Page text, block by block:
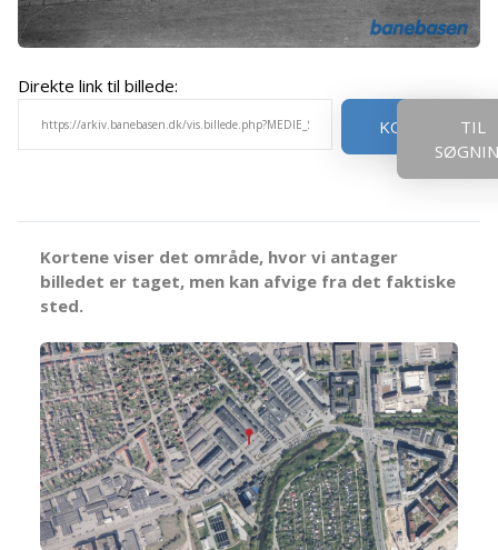
Direkte link til billede:
KOPIER
TIL
Kortene viser det område, hvor vi antager
billedet er taget, men kan afvige fra det faktiske
sted.